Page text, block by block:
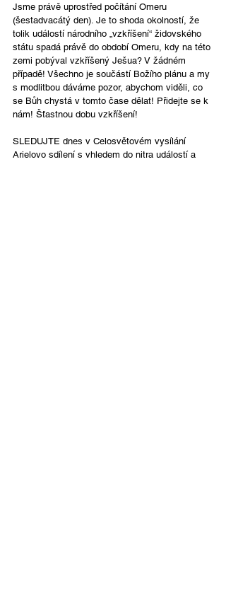
Jsme právě uprostřed počítání Omeru
(šestadvacátý den). Je to shoda okolností, že
tolik událostí národního „vzkříšení“ židovského
státu spadá právě do období Omeru, kdy na této
zemi pobýval vzkříšený Ješua? V žádném
případě! Všechno je součástí Božího plánu a my
s modlitbou dáváme pozor, abychom viděli, co
se Bůh chystá v tomto čase dělat! Přidejte se k
nám! Šťastnou dobu vzkříšení!
SLEDUJTE dnes v Celosvětovém vysílání
Arielovo sdílení s vhledem do nitra událostí a